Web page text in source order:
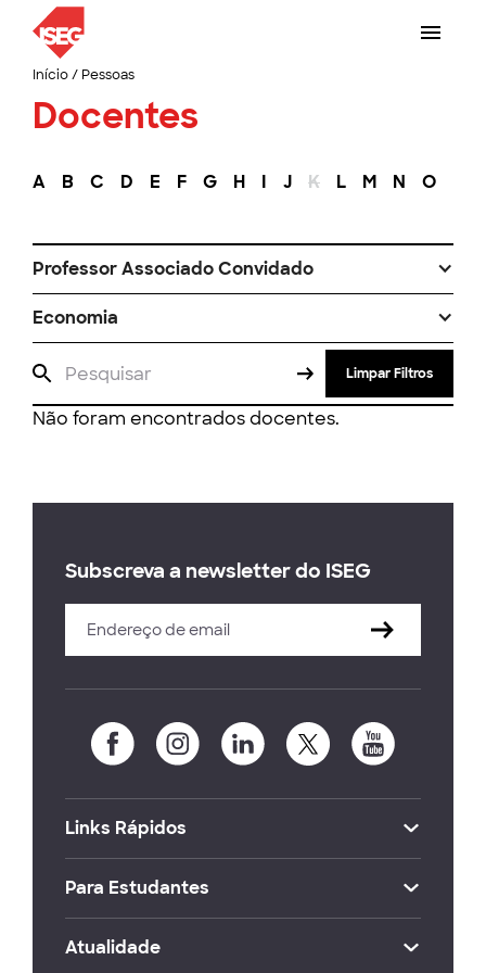
Início/ Pessoas
Docentes
A B C D E F G H I J K L M N O
Professor Associado Convidado
Economia
Limpar Filtros
Não foram encontrados docentes.
Subscreva a newsletter do ISEG
Links Rápidos
Para Estudantes
Atualidade